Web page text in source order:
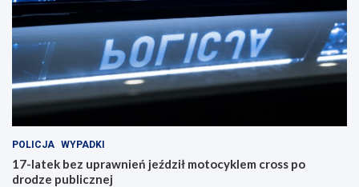
POLICJA WYPADKI
17-latek bez uprawnień jeździł motocyklem cross po
drodze publicznej